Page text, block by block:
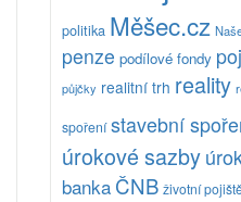
politika Měšec.cz
penze podílové fondy
půjčky realitní trh reality
spoření stavební
úrokové sazby
banka ČNB životní